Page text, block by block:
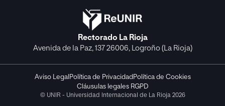
Rectorado La Rioja
Avenida de la Paz, 137 26006, Logroño (La Rioja)
Aviso Legal Política de Privacidad Política de Cookies
Cláusulas legales RGPD
© UNIR - Universidad Internacional de La Rioja 2026